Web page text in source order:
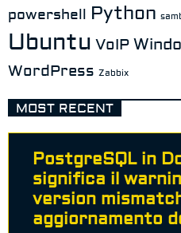
powershell Python
Ubuntu VoIP
WordPress Zabbix
MOST RECENT
PostgreSQL in
significa il
version
aggiornamento